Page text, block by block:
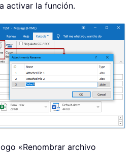
activar la función.
«Renombrar archivo